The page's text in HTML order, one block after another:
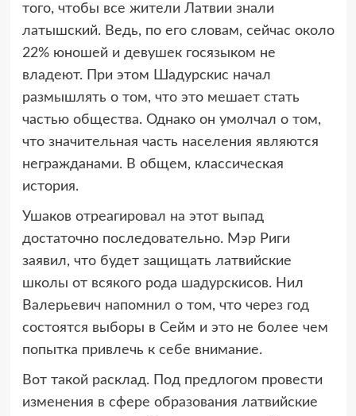
того, чтобы все жители Латвии знали
латышский. Ведь, по его словам, сейчас около
22% юношей и девушек госязыком не
владеют. При этом Шадурскис начал
размышлять о том, что это мешает стать
частью общества. Однако он умолчал о том,
что значительная часть населения являются
негражданами. В общем, классическая
история.
Ушаков отреагировал на этот выпад
достаточно последовательно. Мэр Риги
заявил, что будет защищать латвийские
школы от всякого рода шадурскисов. Нил
Валерьевич напомнил о том, что через год
состоятся выборы в Сейм и это не более чем
попытка привлечь к себе внимание.
Вот такой расклад. Под предлогом провести
изменения в сфере образования латвийские